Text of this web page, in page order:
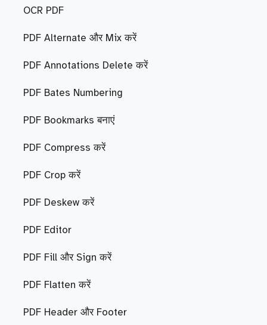
OCR PDF
PDF Alternate और Mix करें
PDF Annotations Delete करें
PDF Bates Numbering
PDF Bookmarks बनाएं
PDF Compress करें
PDF Crop करें
PDF Deskew करें
PDF Editor
PDF Fill और Sign करें
PDF Flatten करें
PDF Header और Footer